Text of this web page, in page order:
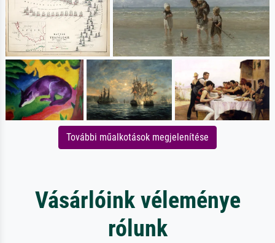
További műalkotások megjelenítése
Vásárlóink véleménye
rólunk